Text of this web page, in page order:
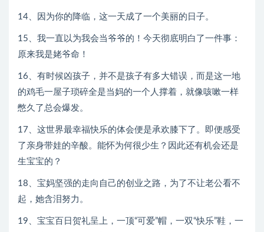
14、因为你的降临，这一天成了一个美丽的日子。
15、我一直以为我会当爷爷的！今天彻底明白了一件事：
原来我是姥爷命！
16、有时候凶孩子，并不是孩子有多大错误，而是这一地
的鸡毛一屋子琐碎全是当妈的一个人撑着，就像咳嗽一样
憋久了总会爆发。
17、这世界最幸福快乐的体会便是承欢膝下了。即便感受
了亲身带娃的辛酸。能怀为何很少生？因此还有机会还是
生宝宝的？
18、宝妈坚强的走向自己的创业之路，为了不让老公看不
起，她含泪努力。
19、宝宝百日贺礼呈上，一顶“可爱”帽，一双“快乐”鞋，一